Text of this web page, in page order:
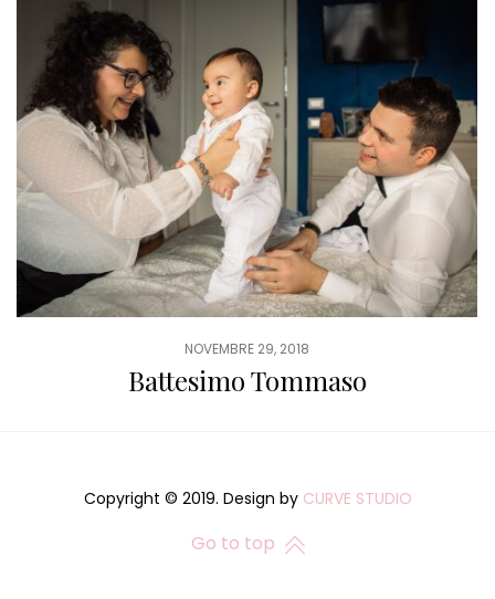
NOVEMBRE 29, 2018
Battesimo Tommaso
Copyright © 2019. Design by CURVE STUDIO
Go to top